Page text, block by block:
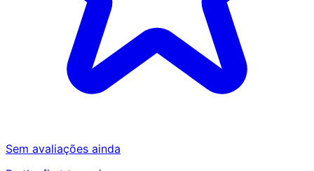
Sem avaliações ainda